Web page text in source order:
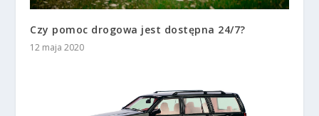
Czy pomoc drogowa jest dostępna 24/7?
12 maja 2020